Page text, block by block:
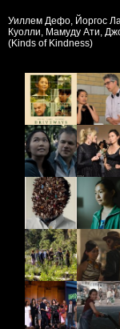
Уиллем Дефо, Йоргос
Куолли, Мамуду Ати,
(Kinds of Kindness)